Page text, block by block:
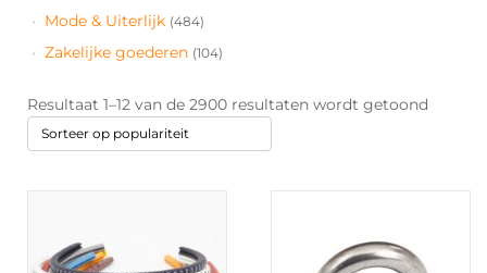
Mode & Uiterlijk (484)
Zakelijke goederen (104)
Resultaat 1–12 van de 2900 resultaten wordt getoond
heeft